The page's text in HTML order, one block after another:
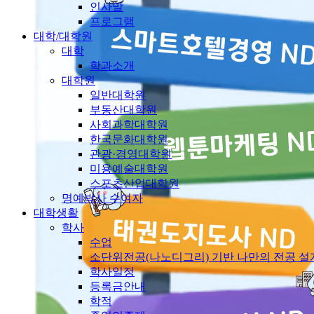
인사말
프로그램
대학/대학원
대학
학과소개
대학원
일반대학원
부동산대학원
사회과학대학원
한국문화대학원
관광·경영대학원
미용예술대학원
스포츠산업대학원
명예박사 수여자
대학생활
학사
수업
소단위전공(나노디그리) 기반 나만의 전공 설
학사일정
등록금안내
학적